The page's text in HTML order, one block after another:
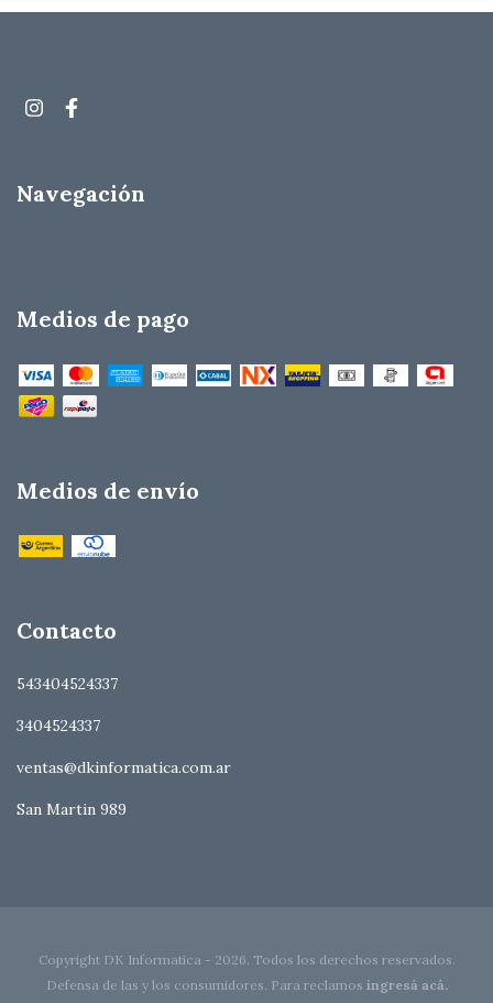
Navegación
Medios de pago
Medios de envío
Contacto
543404524337
3404524337
ventas@dkinformatica.com.ar
San Martin 989
Copyright DK Informatica - 2026. Todos los derechos reservados.
Defensa de las y los consumidores. Para reclamos ingresá acá.